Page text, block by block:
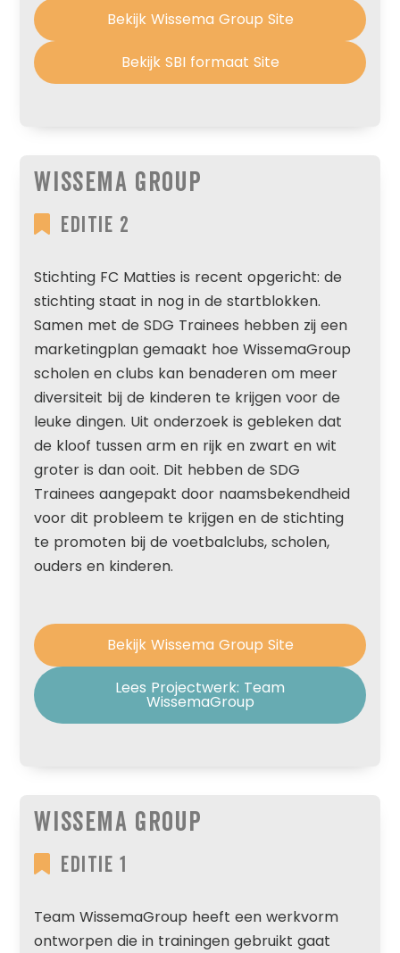
Bekijk Wissema Group Site
Bekijk SBI formaat Site
Wissema Group
Editie 2
Stichting FC Matties is recent opgericht: de
stichting staat in nog in de startblokken.
Samen met de SDG Trainees hebben zij een
marketingplan gemaakt hoe WissemaGroup
scholen en clubs kan benaderen om meer
diversiteit bij de kinderen te krijgen voor de
leuke dingen. Uit onderzoek is gebleken dat
de kloof tussen arm en rijk en zwart en wit
groter is dan ooit. Dit hebben de SDG
Trainees aangepakt door naamsbekendheid
voor dit probleem te krijgen en de stichting
te promoten bij de voetbalclubs, scholen,
ouders en kinderen.
Bekijk Wissema Group Site
Lees Projectwerk: Team
WissemaGroup
Wissema Group
Editie 1
Team WissemaGroup heeft een werkvorm
ontworpen die in trainingen gebruikt gaat